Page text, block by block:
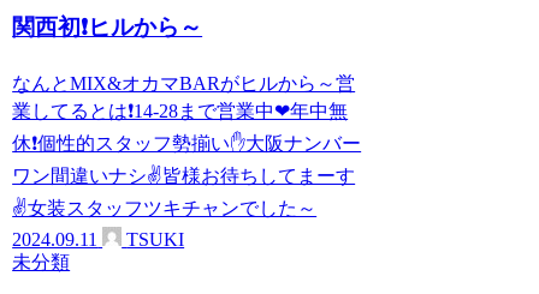
関西初❗ヒルから～
なんとMIX&オカマBARがヒルから～営
業してるとは❗14-28まで営業中❤年中無
休❗個性的スタッフ勢揃い✋大阪ナンバー
ワン間違いナシ✌皆様お待ちしてまーす
✌女装スタッフツキチャンでした～
2024.09.11
TSUKI
未分類